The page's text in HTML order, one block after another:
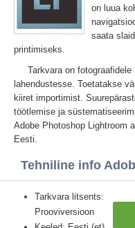
on luua
saata
printimiseks.
Tarkvara on
lahendustesse. Toetatakse
kiiret importimist.
töötlemise ja
Adobe Photoshop Lightroom
Eesti.
Tehniline info
Tarkvara litsents:
Prooviversioon